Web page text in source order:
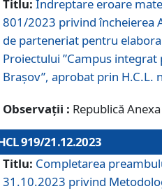
Titlu: Îndreptare eroare
801/2023 privind încheierea
de parteneriat pentru
Proiectului ”Campus
Brașov”, aprobat prin H.C.L.
Observații : Republică
919/21.12.2023
Titlu: Completarea
31.10.2023 privind